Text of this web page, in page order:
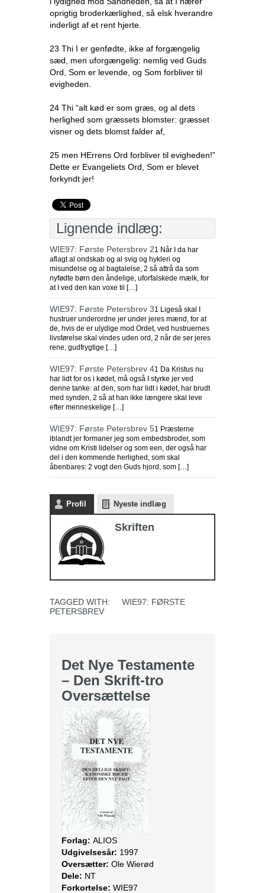
oprigtig broderkærlighed, så elsk hverandre
inderligt af et rent hjerte.
23 Thi I er genfødte, ikke af forgængelig
sæd, men uforgængelig: nemlig ved Guds
Ord, Som er levende, og Som forbliver til
evigheden.
24 Thi “alt kød er som græs, og al dets
herlighed som græssets blomster: græsset
visner og dets blomst falder af,
25 men HErrens Ord forbliver til evigheden!”
Dette er Evangeliets Ord, Som er blevet
forkyndt jer!
Lignende indlæg:
WIE97: Første Petersbrev 21 Når I da har
aflagt al ondskab og al svig og hykleri og
misundelse og al bagtalelse, 2 så attrå da som
nyfødte børn den åndelige, uforfalskede mælk, for
at I ved den kan voxe til […]
WIE97: Første Petersbrev 31 Ligeså skal I
hustruer underordne jer under jeres mænd, for at
de, hvis de er ulydige mod Ordet, ved hustruernes
livsførelse skal vindes uden ord, 2 når de ser jeres
rene, gudfrygtige […]
WIE97: Første Petersbrev 41 Da Kristus nu
har lidt for os i kødet, må også I styrke jer ved
denne tanke: at den, som har lidt i kødet, har brudt
med synden, 2 så at han ikke længere skal leve
efter menneskelige […]
WIE97: Første Petersbrev 51 Præsterne
iblandt jer formaner jeg som embedsbroder, som
vidne om Kristi lidelser og som een, der også har
del i den kommende herlighed, som skal
åbenbares: 2 vogt den Guds hjord, som […]
Profil Nyeste indlæg
Skriften
TAGGED WITH:
WIE97: FØRSTE
PETERSBREV
Det Nye Testamente
– Den Skrift-tro
Oversættelse
Forlag: ALIOS
Udgivelsesår: 1997
Oversætter: Ole Wierød
Dele: NT
Forkortelse: WIE97